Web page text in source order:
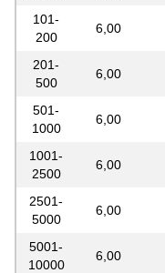
101-
200
6,00
201-
500
6,00
501-
1000
6,00
1001-
2500
6,00
2501-
5000
6,00
5001-
10000
6,00